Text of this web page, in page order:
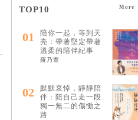
TOP10 More
01
陪你一起，等到天
亮：帶著堅定帶著
溫柔的陪伴紀事
羅乃萱
02
默默哀悼，靜靜陪
伴：陪自己走一段
獨一無二的傷慟之
路